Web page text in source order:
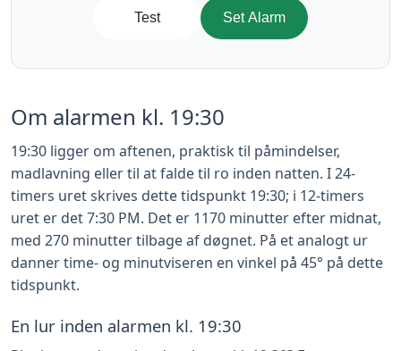
Test Set Alarm
Om alarmen kl. 19:30
19:30 ligger om aftenen, praktisk til påmindelser,
madlavning eller til at falde til ro inden natten. I 24-
timers uret skrives dette tidspunkt 19:30; i 12-timers
uret er det 7:30 PM. Det er 1170 minutter efter midnat,
med 270 minutter tilbage af døgnet. På et analogt ur
danner time- og minutviseren en vinkel på 45° på dette
tidspunkt.
En lur inden alarmen kl. 19:30